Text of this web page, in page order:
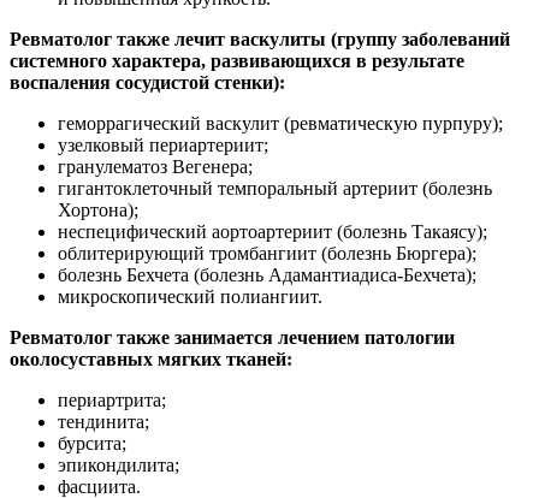
Ревматолог также лечит васкулиты (группу заболеваний
системного характера, развивающихся в результате
воспаления сосудистой стенки):
геморрагический васкулит (ревматическую пурпуру);
узелковый периартериит;
гранулематоз Вегенера;
гигантоклеточный темпоральный артериит (болезнь
Хортона);
неспецифический аортоартериит (болезнь Такаясу);
облитерирующий тромбангиит (болезнь Бюргера);
болезнь Бехчета (болезнь Адамантиадиса-Бехчета);
микроскопический полиангиит.
Ревматолог также занимается лечением патологии
околосуставных мягких тканей:
периартрита;
тендинита;
бурсита;
эпикондилита;
фасциита.